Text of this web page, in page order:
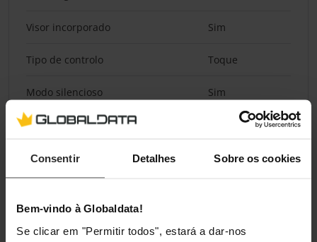
Consentir Detalhes Sobre os cookies
Bem-vindo à Globaldata!
Se clicar em "Permitir todos", estará a dar-nos
Visor incorporado Sim
Tipo de controlo Toque
Modo silencioso Sim
Embalagem